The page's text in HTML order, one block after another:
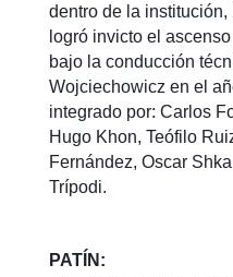
dentro de la
logró invicto el
bajo la conducción
Wojciechowicz en el
integrado por: Carlos
Hugo Khon, Teófilo
Fernández, Oscar
Trípodi.
PATÍN: